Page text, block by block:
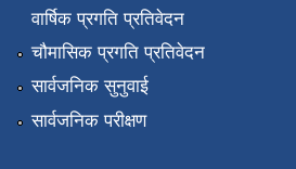
वार्षिक प्रगति प्रतिवेदन
चौमासिक प्रगति प्रतिवेदन
सार्वजनिक सुनुवाई
सार्वजनिक परीक्षण